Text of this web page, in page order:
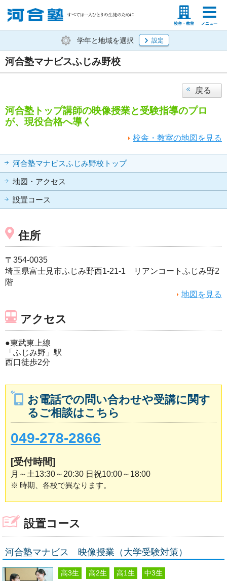
校舎・教室 メニュー
塾生の方 高等学校の先生
学年と地域を選択 設定
河合塾マナビスふじみ野校
戻る
河合塾トップ講師の映像授業と受験指導のプロ
が、現役合格へ導く
校舎・教室の地図を見る
河合塾マナビスふじみ野校トップ
地図・アクセス
設置コース
住所
〒354-0035
埼玉県富士見市ふじみ野西1-21-1 リアンコートふじみ野2
階
地図を見る
アクセス
●東武東上線
「ふじみ野」駅
西口徒歩2分
お電話での問い合わせや受講に関す
るご相談はこちら
049-278-2866
[受付時間]
月～土13:30～20:30 日祝10:00～18:00
※ 時期、各校で異なります。
設置コース
河合塾マナビス 映像授業（大学受験対策）
高3生 高2生 高1生 中3生